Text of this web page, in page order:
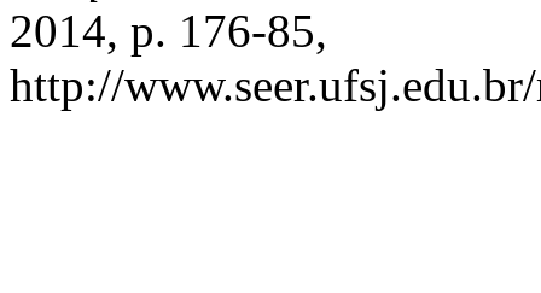
2014, p. 176-85,
http://